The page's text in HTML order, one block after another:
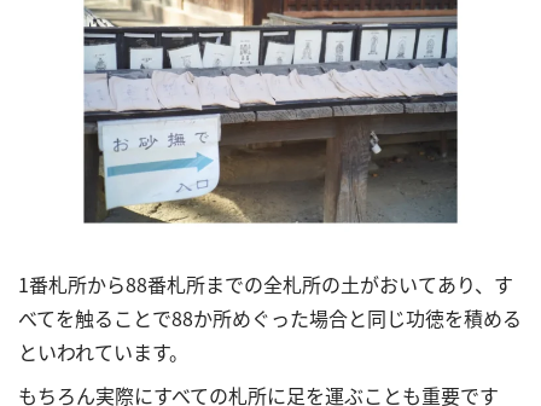
1番札所から88番札所までの全札所の土がおいてあり、す
べてを触ることで88か所めぐった場合と同じ功徳を積める
といわれています。
もちろん実際にすべての札所に足を運ぶことも重要です